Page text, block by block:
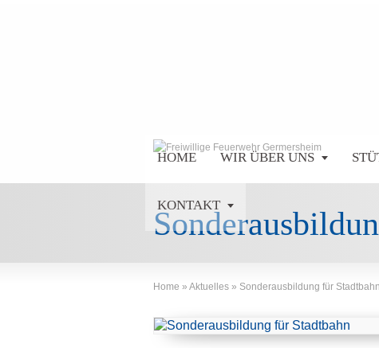
HOME WIR ÜBER UNS
KONTAKT
Home » Aktuelles » Sonderausbildung für Stadtbahn